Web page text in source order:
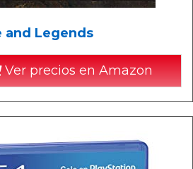
and Legends
Ver precios en Amazon